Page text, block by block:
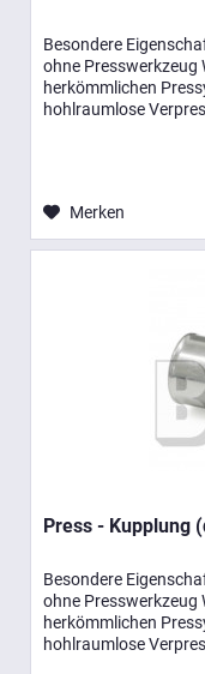
Besondere
ohne
herkömmlichen
hohlraumlose
Merken
Press - Kupplung
Besondere
ohne
herkömmlichen
hohlraumlose